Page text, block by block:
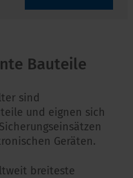
Bauteile
sind
und eignen sich
Geräten.
breiteste